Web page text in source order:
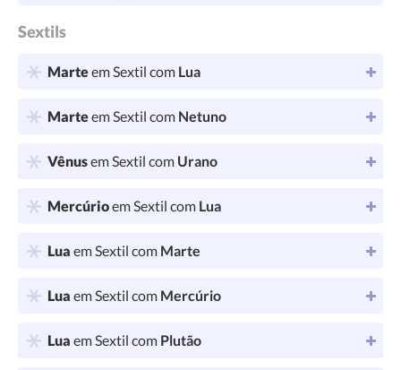
Sextils
Marteem Sextil com Lua
Marteem Sextil com Netuno
Vênusem Sextil com Urano
Mercúrioem Sextil com Lua
Lua em Sextil com Marte
Lua em Sextil com Mercúrio
Lua em Sextil com Plutão